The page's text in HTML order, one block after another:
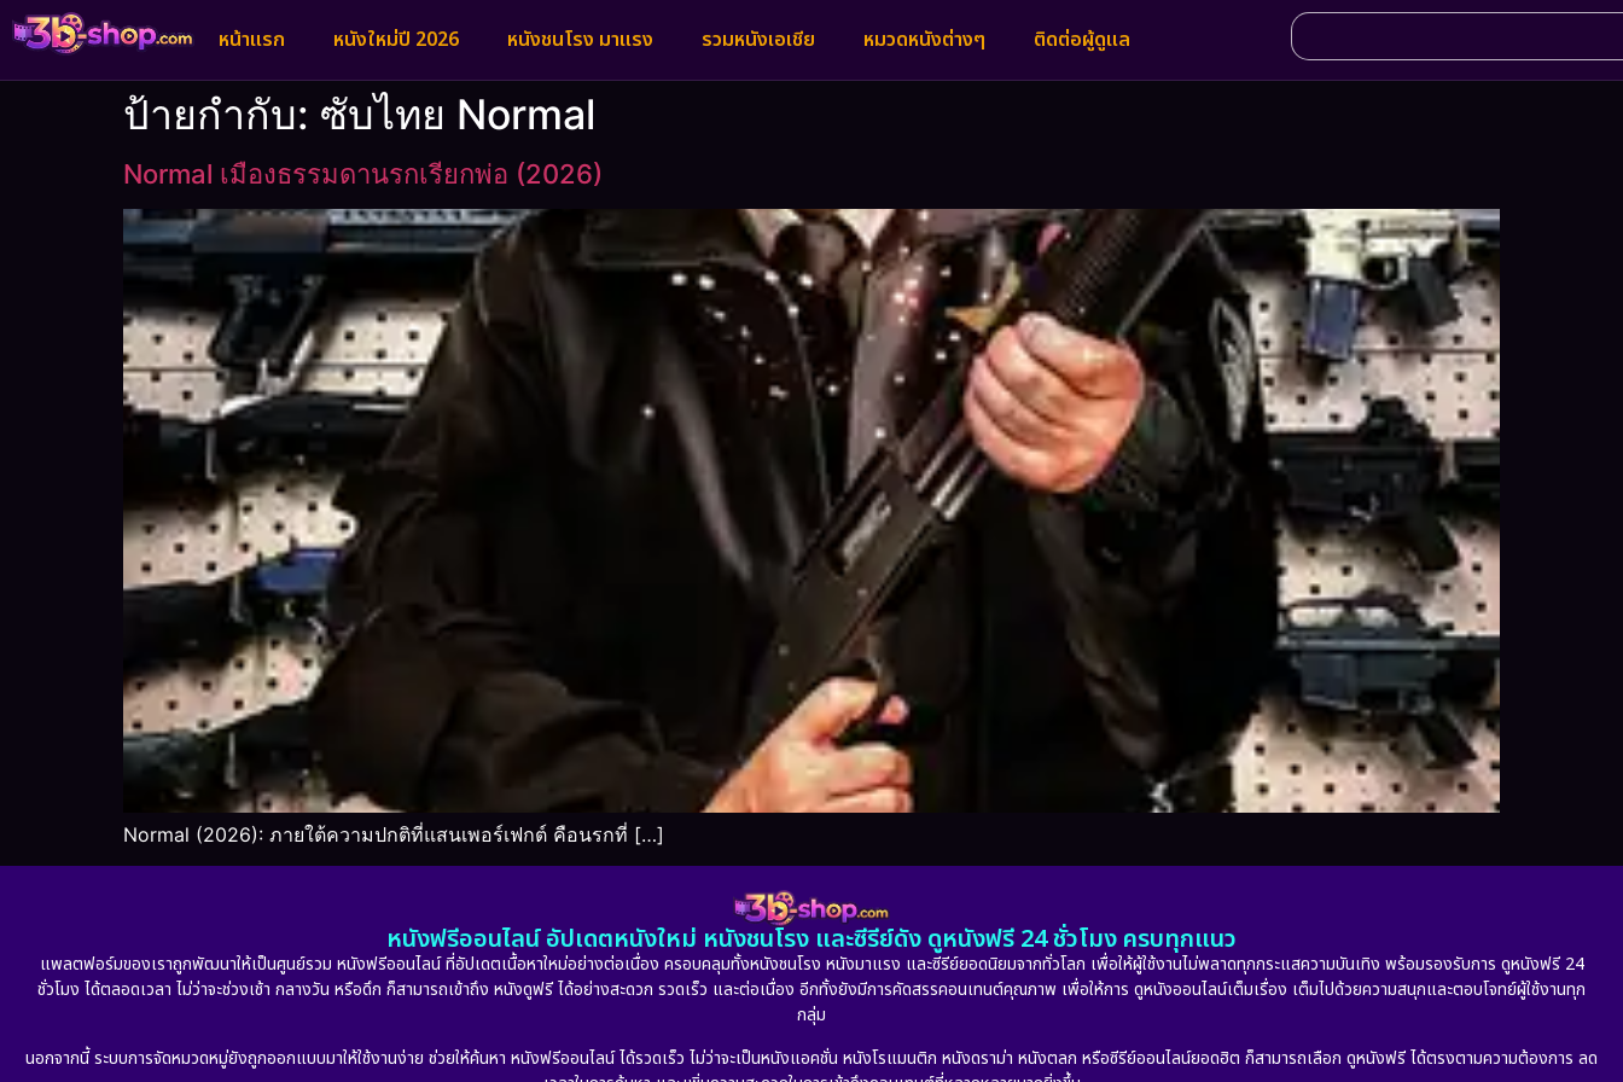
หน้าแรก หนังใหม่ปี 2026 หนังชนโรง มาแรง รวมหนังเอเชีย หมวดหนังต่างๆ ติดต่อผู้ดูแล
ป้ายกำกับ: ซับไทย Normal
Normal เมืองธรรมดานรกเรียกพ่อ (2026)
Normal (2026): ภายใต้ความปกติที่แสนเพอร์เฟกต์ คือนรกที่ […]
หนังฟรีออนไลน์ อัปเดตหนังใหม่ หนังชนโรง และซีรีย์ดัง ดูหนังฟรี 24 ชั่วโมง ครบทุกแนว
แพลตฟอร์มของเราถูกพัฒนาให้เป็นศูนย์รวม หนังฟรีออนไลน์ ที่อัปเดตเนื้อหาใหม่อย่างต่อเนื่อง ครอบคลุมทั้งหนังชนโรง หนังมาแรง และซีรีย์ยอดนิยมจากทั่วโลก เพื่อให้ผู้ใช้งานไม่พลาดทุกกระแสความบันเทิง พร้อมรองรับการ ดูหนังฟรี 24
ชั่วโมง ได้ตลอดเวลา ไม่ว่าจะช่วงเช้า กลางวัน หรือดึก ก็สามารถเข้าถึง หนังดูฟรี ได้อย่างสะดวก รวดเร็ว และต่อเนื่อง อีกทั้งยังมีการคัดสรรคอนเทนต์คุณภาพ เพื่อให้การ ดูหนังออนไลน์เต็มเรื่อง เต็มไปด้วยความสนุกและตอบโจทย์ผู้ใช้งานทุก
กลุ่ม
นอกจากนี้ ระบบการจัดหมวดหมู่ยังถูกออกแบบมาให้ใช้งานง่าย ช่วยให้ค้นหา หนังฟรีออนไลน์ ได้รวดเร็ว ไม่ว่าจะเป็นหนังแอคชั่น หนังโรแมนติก หนังดราม่า หนังตลก หรือซีรีย์ออนไลน์ยอดฮิต ก็สามารถเลือก ดูหนังฟรี ได้ตรงตามความต้องการ ลด